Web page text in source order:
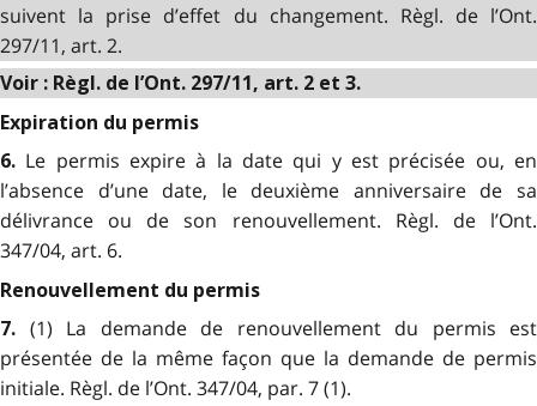
suivent la prise d’effet du changement. Règl. de l’Ont.
297/11, art. 2.
Voir : Règl. de l’Ont. 297/11, art. 2 et 3.
Expiration du permis
6. Le permis expire à la date qui y est précisée ou, en
l’absence d’une date, le deuxième anniversaire de sa
délivrance ou de son renouvellement. Règl. de l’Ont.
347/04, art. 6.
Renouvellement du permis
7. (1) La demande de renouvellement du permis est
présentée de la même façon que la demande de permis
initiale. Règl. de l’Ont. 347/04, par. 7 (1).